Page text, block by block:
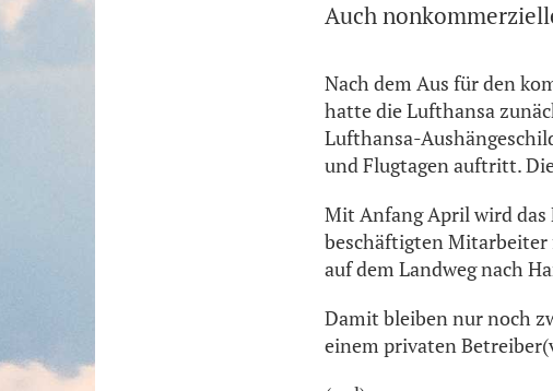
Auch
Nach dem Aus für den
hatte die Lufthansa
Lufthansa-
und Flugtagen auftritt.
Mit Anfang April wird das
beschäftigten Mitarbeiter
auf dem Landweg nach
Damit bleiben nur noch
einem privaten